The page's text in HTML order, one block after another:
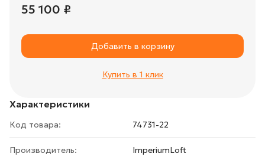
Характеристики
Код товара: 74731-22
Производитель: ImperiumLoft
55 100 ₽
Добавить в корзину
Купить в 1 клик